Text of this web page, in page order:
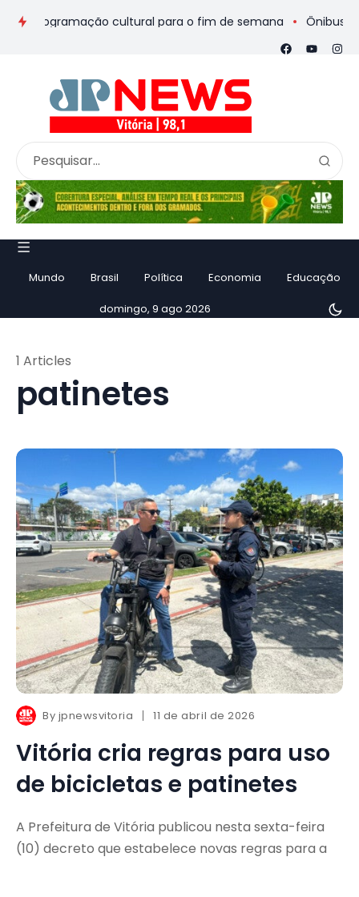
programação cultural para o fim de semana Ônibus de
Mundo Brasil Política Economia Educação
domingo, 9 ago 2026
patinetes
1 Articles
By jpnewsvitoria 11 de abril de 2026
Vitória cria regras para uso
de bicicletas e patinetes
A Prefeitura de Vitória publicou nesta sexta-feira
(10) decreto que estabelece novas regras para a